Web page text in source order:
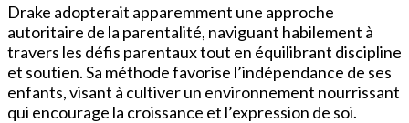
Drake adopterait apparemment une approche
autoritaire de la parentalité, naviguant habilement à
travers les défis parentaux tout en équilibrant discipline
et soutien. Sa méthode favorise l’indépendance de ses
enfants, visant à cultiver un environnement nourrissant
qui encourage la croissance et l’expression de soi.